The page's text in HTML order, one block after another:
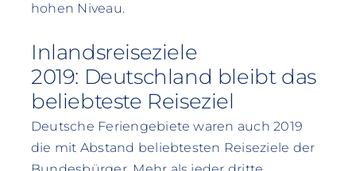
hohen Niveau.
Inlandsreiseziele
2019: Deutschland bleibt das
beliebteste Reiseziel
Deutsche Feriengebiete waren auch 2019
die mit Abstand beliebtesten Reiseziele der